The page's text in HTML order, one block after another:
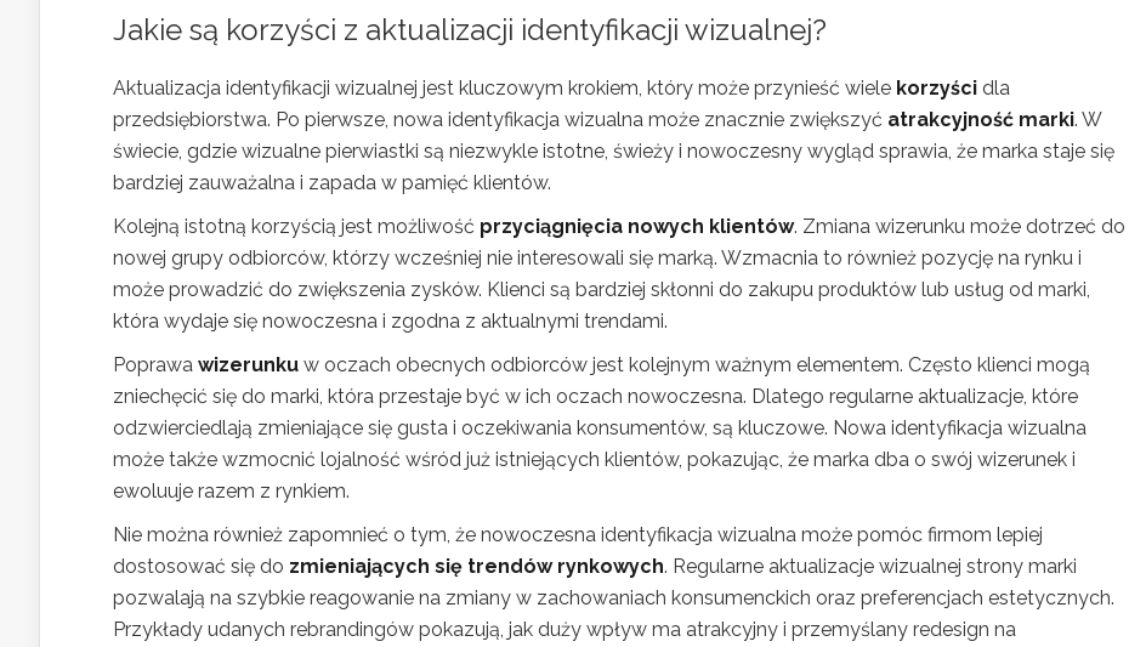
Jakie są korzyści z aktualizacji identyfikacji wizualnej?
Aktualizacja identyfikacji wizualnej jest kluczowym krokiem, który może przynieść wiele korzyści dla
przedsiębiorstwa. Po pierwsze, nowa identyfikacja wizualna może znacznie zwiększyć atrakcyjność marki. W
świecie, gdzie wizualne pierwiastki są niezwykle istotne, świeży i nowoczesny wygląd sprawia, że marka staje się
bardziej zauważalna i zapada w pamięć klientów.
Kolejną istotną korzyścią jest możliwość przyciągnięcia nowych klientów. Zmiana wizerunku może dotrzeć do
nowej grupy odbiorców, którzy wcześniej nie interesowali się marką. Wzmacnia to również pozycję na rynku i
może prowadzić do zwiększenia zysków. Klienci są bardziej skłonni do zakupu produktów lub usług od marki,
która wydaje się nowoczesna i zgodna z aktualnymi trendami.
Poprawa wizerunku w oczach obecnych odbiorców jest kolejnym ważnym elementem. Często klienci mogą
zniechęcić się do marki, która przestaje być w ich oczach nowoczesna. Dlatego regularne aktualizacje, które
odzwierciedlają zmieniające się gusta i oczekiwania konsumentów, są kluczowe. Nowa identyfikacja wizualna
może także wzmocnić lojalność wśród już istniejących klientów, pokazując, że marka dba o swój wizerunek i
ewoluuje razem z rynkiem.
Nie można również zapomnieć o tym, że nowoczesna identyfikacja wizualna może pomóc firmom lepiej
dostosować się do zmieniających się trendów rynkowych. Regularne aktualizacje wizualnej strony marki
pozwalają na szybkie reagowanie na zmiany w zachowaniach konsumenckich oraz preferencjach estetycznych.
Przykłady udanych rebrandingów pokazują, jak duży wpływ ma atrakcyjny i przemyślany redesign na